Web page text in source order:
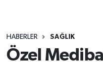
HABERLER SAĞLIK
Özel